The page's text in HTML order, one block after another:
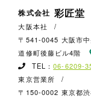
株式会社 彩匠堂
大阪本社
/
〒541-0045 大阪市
道修町後藤ビル4階
TEL：06-6209-
東京営業所
/
〒150-0002 東京都